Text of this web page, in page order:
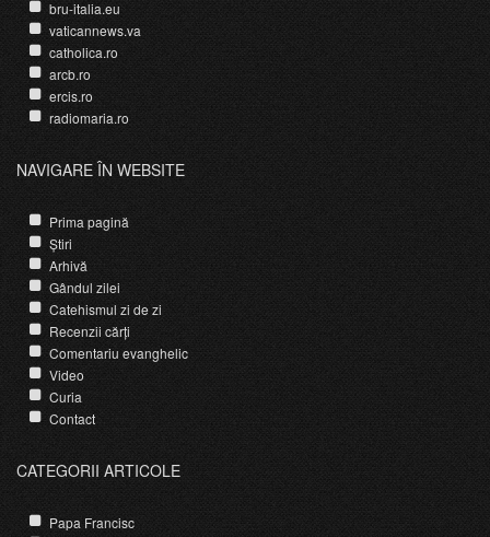
bru-italia.eu
vaticannews.va
catholica.ro
arcb.ro
ercis.ro
radiomaria.ro
NAVIGARE ÎN WEBSITE
Prima pagină
Știri
Arhivă
Gândul zilei
Catehismul zi de zi
Recenzii cărți
Comentariu evanghelic
Video
Curia
Contact
CATEGORII ARTICOLE
Papa Francisc